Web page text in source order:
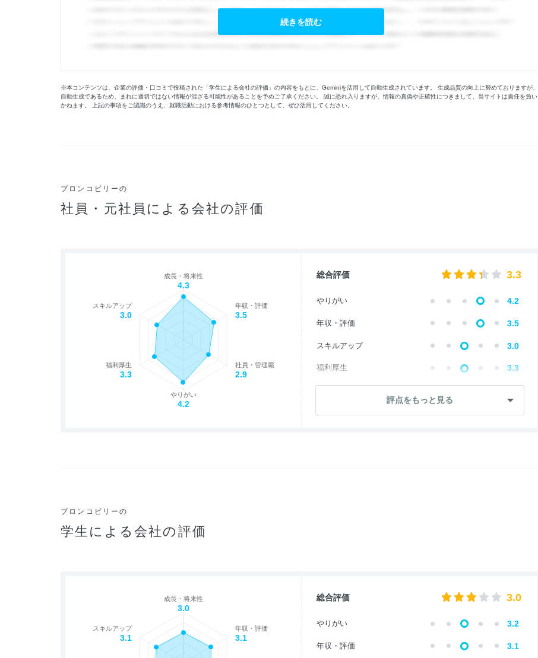
続きを読む
※本コンテンツは、企業の評価・口コミで投稿された「学生による会社の評価」の内容をもとに、Geminiを活用して自動生成されています。 生成品質の向上に努めておりますが、
自動生成であるため、まれに適切ではない情報が混ざる可能性があることを予めご了承ください。 誠に恐れ入りますが、情報の真偽や正確性につきまして、当サイトは責任を負い
かねます。 上記の事項をご認識のうえ、就職活動における参考情報のひとつとして、ぜひ活用してください。
ブロンコビリーの
社員・元社員による会社の評価
評点をもっと見る
成長・将来性
4.3
年収・評価
3.5
社員・管理職
2.9
やりがい
4.2
福利厚生
3.3
スキルアップ
3.0
総合評価 3.3
やりがい 4.2
年収・評価 3.5
スキルアップ 3.0
福利厚生 3.3
社員・管理職 2.9
ブロンコビリーの
学生による会社の評価
成長・将来性
3.0
年収・評価
3.1
スキルアップ
3.1
総合評価 3.0
やりがい 3.2
年収・評価 3.1